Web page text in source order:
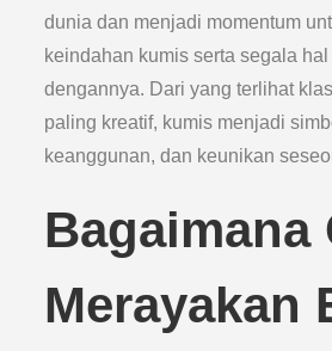
dunia dan menjadi momentum
keindahan kumis serta segala
dengannya. Dari yang terlihat
paling kreatif, kumis menjadi
keanggunan, dan keunikan
Bagaimana
Merayakan